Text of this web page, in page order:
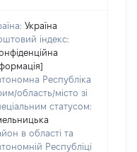
Україна
індекс:
Республіка
область/місто зі
статусом:
в області та
Республіці